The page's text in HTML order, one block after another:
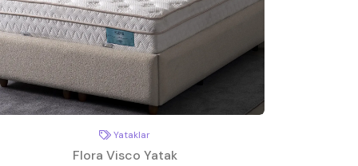
Yataklar
Flora Visco Yatak